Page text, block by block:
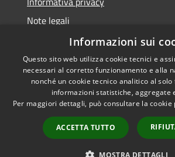
Note legali
Dichiarazione di accessibilità
RSS
Accessibilità
Informazioni sui
Questo sito web utilizza cookie tecnici e
necessari al corretto funzionamento e alla
nonché un cookie tecnico analitico al
informazioni statistiche, aggregate
Per maggiori dettagli, può consultare la cookie
ACCETTA TUTTO
MOSTRA DETTAGLI